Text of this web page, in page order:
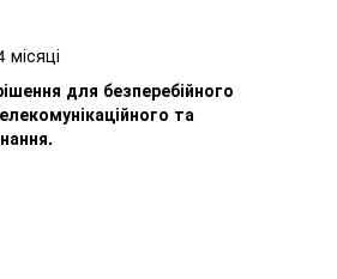
місяці
для безперебійного
та